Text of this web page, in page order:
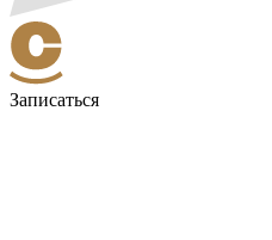
Записаться